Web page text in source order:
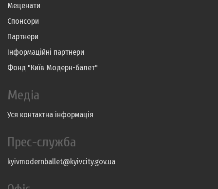
Меценати
Спонсори
Партнери
Інформаційні партнери
Фонд "Київ Модерн-балет"
Медіа
Уся контактна інформація
Прес-служба
kyivmodernballet@kyivcity.gov.ua